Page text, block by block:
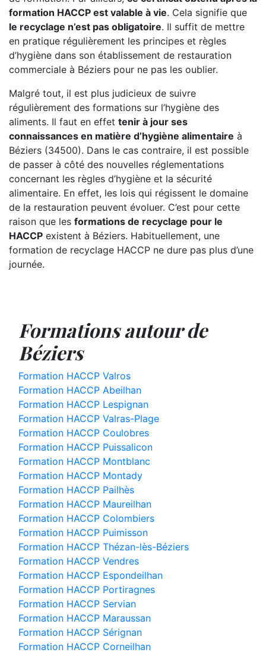
formation HACCP est valable à vie. Cela signifie que
le recyclage n’est pas obligatoire. Il suffit de mettre
en pratique régulièrement les principes et règles
d’hygiène dans son établissement de restauration
commerciale à Béziers pour ne pas les oublier.
Malgré tout, il est plus judicieux de suivre
régulièrement des formations sur l’hygiène des
aliments. Il faut en effet tenir à jour ses
connaissances en matière d’hygiène alimentaire à
Béziers (34500). Dans le cas contraire, il est possible
de passer à côté des nouvelles réglementations
concernant les règles d’hygiène et la sécurité
alimentaire. En effet, les lois qui régissent le domaine
de la restauration peuvent évoluer. C’est pour cette
raison que les formations de recyclage pour le
HACCP existent à Béziers. Habituellement, une
formation de recyclage HACCP ne dure pas plus d’une
journée.
Formations autour de
Béziers
Formation HACCP Valros
Formation HACCP Abeilhan
Formation HACCP Lespignan
Formation HACCP Valras-Plage
Formation HACCP Coulobres
Formation HACCP Puissalicon
Formation HACCP Montblanc
Formation HACCP Montady
Formation HACCP Pailhès
Formation HACCP Maureilhan
Formation HACCP Colombiers
Formation HACCP Puimisson
Formation HACCP Thézan-lès-Béziers
Formation HACCP Vendres
Formation HACCP Espondeilhan
Formation HACCP Portiragnes
Formation HACCP Servian
Formation HACCP Maraussan
Formation HACCP Sérignan
Formation HACCP Corneilhan